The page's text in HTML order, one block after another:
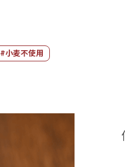
#小麦不使用